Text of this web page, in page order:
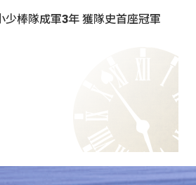
少棒隊成軍3年 獲隊史首座冠軍